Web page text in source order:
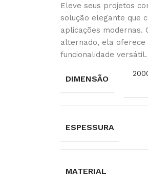
Eleve seus projetos
solução elegante que
aplicações modernas.
alternado, ela oferece
funcionalidade versátil.
DIMENSÃO
ESPESSURA
MATERIAL